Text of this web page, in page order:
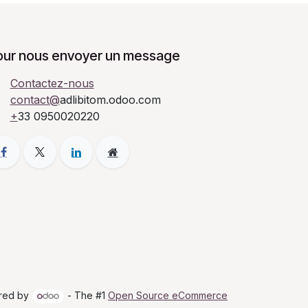
nous envoyer un message
Contactez-nous
contact@adlibitom.odoo.com
+33 0950020220
by - The #1 Open Source eCommerce